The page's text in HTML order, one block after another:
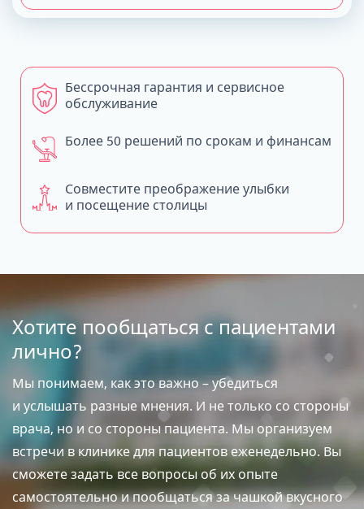
Совместите преображение улыбки
и посещение столицы
Бессрочная гарантия и сервисное
обслуживание
Более 50 решений по срокам и финансам
Хотите пообщаться с пациентами
лично?
Мы понимаем, как это важно – убедиться
и услышать разные мнения. И не только со стороны
врача, но и со стороны пациента. Мы организуем
встречи в клинике для пациентов еженедельно. Вы
сможете задать все вопросы об их опыте
самостоятельно и пообщаться за чашкой вкусного